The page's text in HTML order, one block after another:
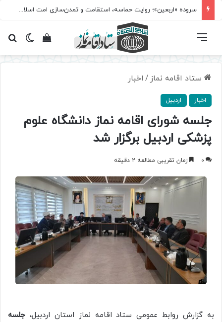
سروده‌ «اربعین»؛ روایت حماسه، استقامت و تمدن‌سازی امت اسلامی
تغییرمشاهده فهرست
ستاد اقامه نماز / اخبار
اخبار اردبیل
جلسه شورای اقامه نماز دانشگاه علوم
پزشکی اردبیل برگزار شد
0 زمان تقریبی مطالعه 2 دقیقه
به گزارش روابط عمومی ستاد اقامه نماز استان اردبیل، جلسه